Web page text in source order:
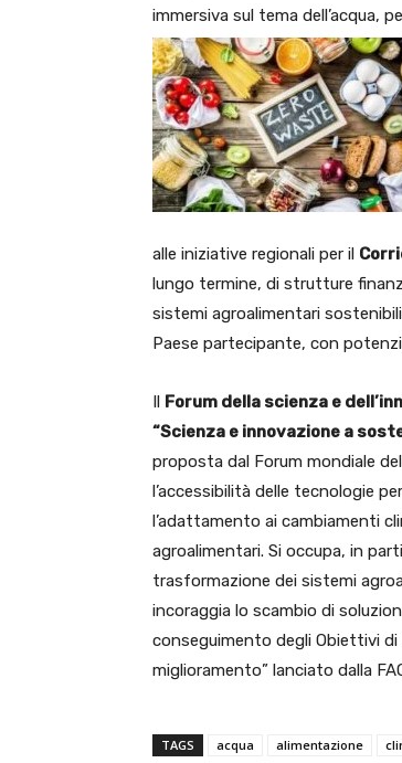
immersiva sul tema dell’acqua,
alle iniziative regionali per il
lungo termine, di strutture
sistemi agroalimentari
Paese partecipante, con
Il Forum della scienza e
“Scienza e innovazione a
proposta dal Forum mondiale
l’accessibilità delle tecnologie
l’adattamento ai cambiamenti
agroalimentari. Si occupa, in
trasformazione dei sistemi
incoraggia lo scambio di
conseguimento degli Obiettivi
miglioramento” lanciato dalla
TAGS acqua alimentazione